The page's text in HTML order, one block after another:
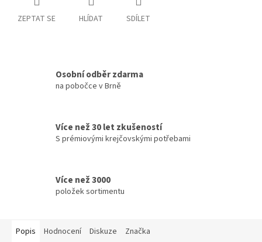
ZEPTAT SE HLÍDAT SDÍLET
Osobní odběr zdarma
na pobočce v Brně
Více než 30 let zkušeností
S prémiovými krejčovskými potřebami
Více než 3000
položek sortimentu
Popis Hodnocení Diskuze Značka